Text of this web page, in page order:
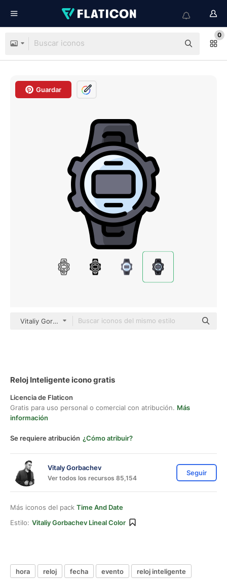
0
Guardar
Vitaliy Gorbachev Lineal Color
Reloj Inteligente icono gratis
Licencia de Flaticon
Gratis para uso personal o comercial con atribución. Más
información
Se requiere atribución ¿Cómo atribuir?
Vitaly Gorbachev
Ver todos los recursos 85,154
Seguir
Más iconos del pack Time And Date
Estilo: Vitaliy Gorbachev Lineal Color
hora reloj fecha evento
reloj inteligente